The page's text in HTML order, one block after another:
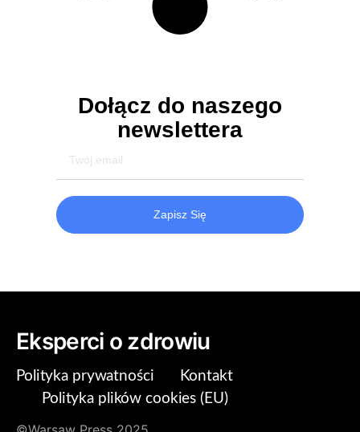
Dołącz do naszego
newslettera
Zapisz Się
Eksperci o zdrowiu
Polityka prywatności
Kontakt
Polityka plików cookies (EU)